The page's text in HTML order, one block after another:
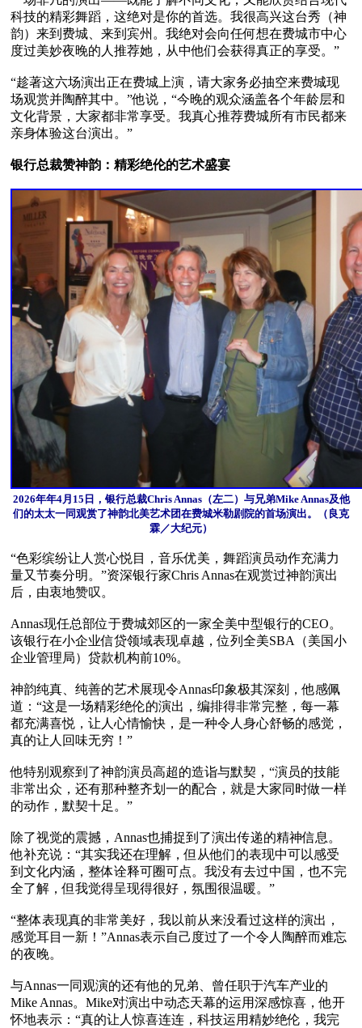
科技的精彩舞蹈，这绝对是你的首选。我很高兴这台秀（神
韵）来到费城、来到宾州。我绝对会向任何想在费城市中心
度过美妙夜晚的人推荐她，从中他们会获得真正的享受。”
“趁著这六场演出正在费城上演，请大家务必抽空来费城现
场观赏并陶醉其中。”他说，“今晚的观众涵盖各个年龄层和
文化背景，大家都非常享受。我真心推荐费城所有市民都来
亲身体验这台演出。”
银行总裁赞神韵：精彩绝伦的艺术盛宴
2026年年4月15日，银行总裁Chris Annas（左二）与兄弟Mike Annas及他
们的太太一同观赏了神韵北美艺术团在费城米勒剧院的首场演出。（良克
霖／大纪元）
“色彩缤纷让人赏心悦目，音乐优美，舞蹈演员动作充满力
量又节奏分明。”资深银行家Chris Annas在观赏过神韵演出
后，由衷地赞叹。
Annas现任总部位于费城郊区的一家全美中型银行的CEO。
该银行在小企业信贷领域表现卓越，位列全美SBA（美国小
企业管理局）贷款机构前10%。
神韵纯真、纯善的艺术展现令Annas印象极其深刻，他感佩
道：“这是一场精彩绝伦的演出，编排得非常完整，每一幕
都充满喜悦，让人心情愉快，是一种令人身心舒畅的感觉，
真的让人回味无穷！”
他特别观察到了神韵演员高超的造诣与默契，“演员的技能
非常出众，还有那种整齐划一的配合，就是大家同时做一样
的动作，默契十足。”
除了视觉的震撼，Annas也捕捉到了演出传递的精神信息。
他补充说：“其实我还在理解，但从他们的表现中可以感受
到文化内涵，整体诠释可圈可点。我没有去过中国，也不完
全了解，但我觉得呈现得很好，氛围很温暖。”
“整体表现真的非常美好，我以前从来没看过这样的演出，
感觉耳目一新！”Annas表示自己度过了一个令人陶醉而难忘
的夜晚。
与Annas一同观演的还有他的兄弟、曾任职于汽车产业的
Mike Annas。Mike对演出中动态天幕的运用深感惊喜，他开
怀地表示：“真的让人惊喜连连，科技运用精妙绝伦，我完